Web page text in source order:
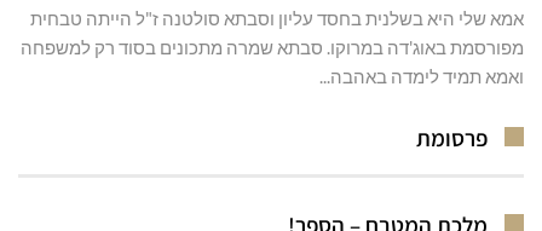
אמא שלי היא בשלנית בחסד עליון וסבתא סולטנה ז"ל הייתה טבחית
מפורסמת באוג'דה במרוקו. סבתא שמרה מתכונים בסוד רק למשפחה
ואמא תמיד לימדה באהבה...
פרסומת
מלכת המטבח – הספר!